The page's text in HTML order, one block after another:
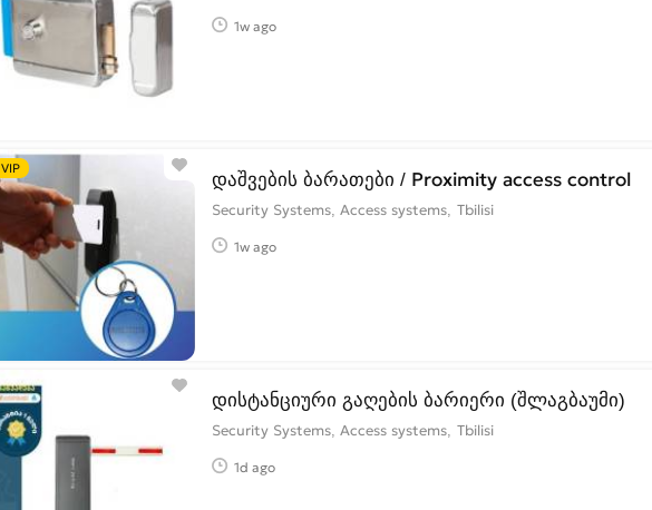
1w ago
VIP დაშვების ბარათები / Proximity access control
Security Systems, Access systems Tbilisi
1w ago
დისტანციური გაღების ბარიერი (შლაგბაუმი)
Security Systems, Access systems Tbilisi
1d ago